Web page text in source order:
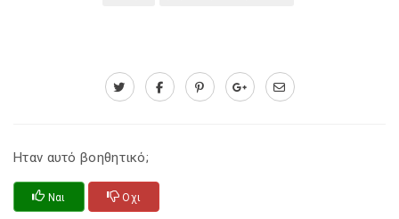
Ηταν αυτό βοηθητικό;
Ναι Οχι